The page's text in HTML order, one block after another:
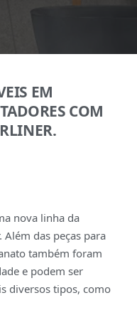
EM
COM
nova linha da
das peças para
também foram
e podem ser
diversos tipos, como